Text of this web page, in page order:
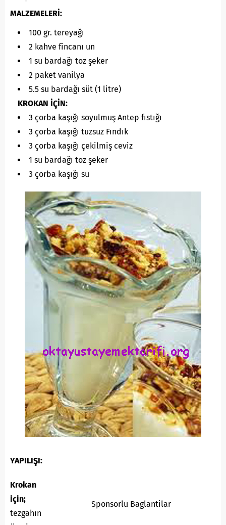
MALZEMELERİ:
100 gr. tereyağı
2 kahve fincanı un
1 su bardağı toz şeker
2 paket vanilya
5.5 su bardağı süt (1 litre)
KROKAN İÇİN:
3 çorba kaşığı soyulmuş Antep fıstığı
3 çorba kaşığı tuzsuz Fındık
3 çorba kaşığı çekilmiş ceviz
1 su bardağı toz şeker
3 çorba kaşığı su
YAPILIŞI:
Sponsorlu Baglantilar
Krokan
için;
tezgahın